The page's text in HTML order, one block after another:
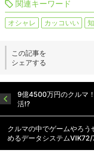
関連キーワード
オシャレ カッコいい
この記事を
シェアする
9億4500万円のクルマ
活!?
クルマの中でゲームやろ
めるデータシステム